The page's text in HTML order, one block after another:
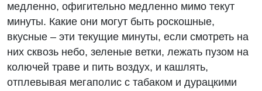
медленно, офигительно медленно мимо текут
минуты. Какие они могут быть роскошные,
вкусные – эти текущие минуты, если смотреть на
них сквозь небо, зеленые ветки, лежать пузом на
колючей траве и пить воздух, и кашлять,
отплевывая мегаполис с табаком и дурацкими